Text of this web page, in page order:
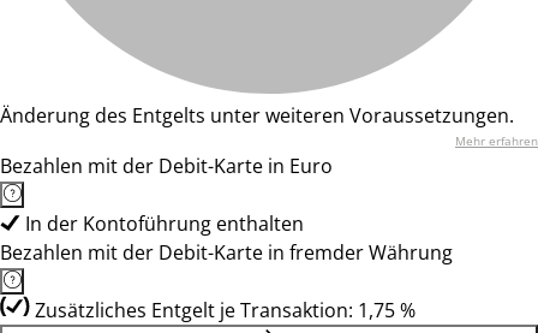
Änderung des Entgelts unter weiteren Voraussetzungen.
Mehr erfahren
Bezahlen mit der Debit-Karte in Euro
In der Kontoführung enthalten
Bezahlen mit der Debit-Karte in fremder Währung
Zusätzliches Entgelt je Transaktion: 1,75 %